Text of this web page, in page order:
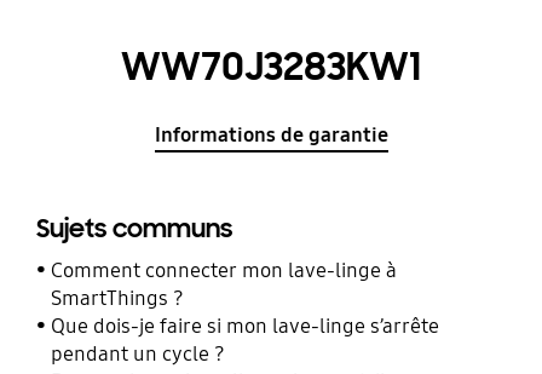
WW70J3283KW1
Informations de garantie
Sujets communs
Comment connecter mon lave-linge à
SmartThings ?
Que dois-je faire si mon lave-linge s’arrête
pendant un cycle ?